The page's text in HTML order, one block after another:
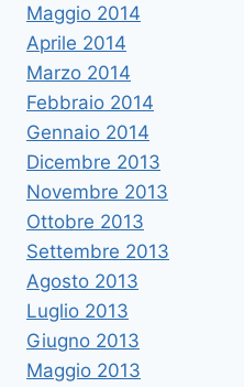
Maggio 2014
Aprile 2014
Marzo 2014
Febbraio 2014
Gennaio 2014
Dicembre 2013
Novembre 2013
Ottobre 2013
Settembre 2013
Agosto 2013
Luglio 2013
Giugno 2013
Maggio 2013